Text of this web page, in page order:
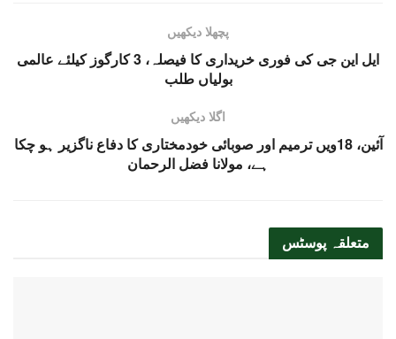
پچھلا دیکھیں
ایل این جی کی فوری خریداری کا فیصلہ، 3 کارگوز کیلئے عالمی
بولیاں طلب
اگلا دیکھیں
آئین، 18ویں ترمیم اور صوبائی خودمختاری کا دفاع ناگزیر ہو چکا
ہے، مولانا فضل الرحمان
متعلقہ پوسٹس